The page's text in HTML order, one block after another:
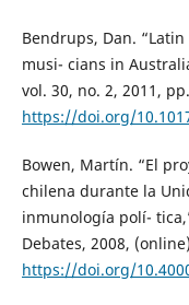
Bendrups, Dan.
musi- cians in
vol. 30, no. 2, 2011,
https://doi.org/
Bowen, Martín. “El
chilena durante la
inmunología polí-
Debates, 2008,
https://doi.org/